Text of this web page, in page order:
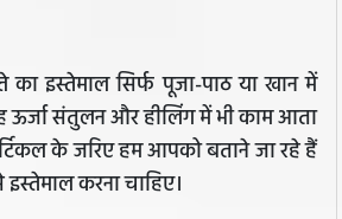
का इस्तेमाल सिर्फ पूजा-पाठ या खान में
ऊर्जा संतुलन और हीलिंग में भी काम आता
के जरिए हम आपको बताने जा रहे हैं
करना चाहिए।